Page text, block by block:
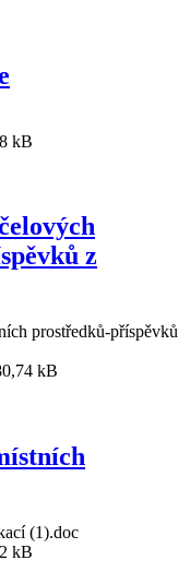
kB
z
prostředků-příspěvků
kB
(1).doc
kB